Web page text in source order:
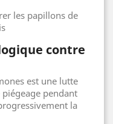
les papillons de
contre
est une lutte
pendant
la